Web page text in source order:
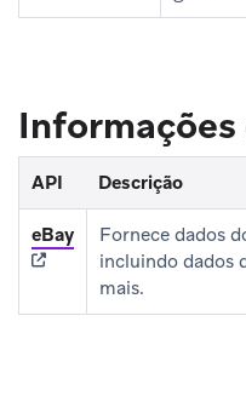
API Descrição
eBay(opens in new tab)
Fornece dados
incluindo dados
mais.